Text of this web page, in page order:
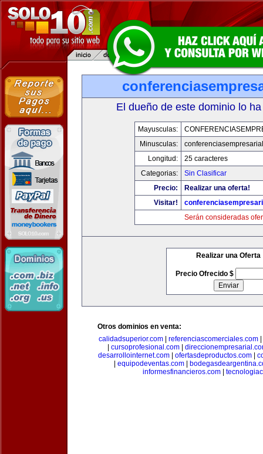
El dueño de este dominio lo
Mayusculas:
Minusculas:
Longitud:
25 caracteres
Categorias:
Sin Clasificar
Precio:
Realizar una oferta!
Visitar!
Serán consideradas
Realizar una Oferta
Precio Ofrecido $
Otros dominios en venta:
calidadsuperior.com| referenciascomerciales.com|
cursoprofesional.com|
desarrollointernet.com| ofertasdeproductos.com|
equipodeventas.com
informesfinancieros.com